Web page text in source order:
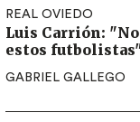
REAL OVIEDO
Luis Carrión:
estos
GABRIEL GALLEGO